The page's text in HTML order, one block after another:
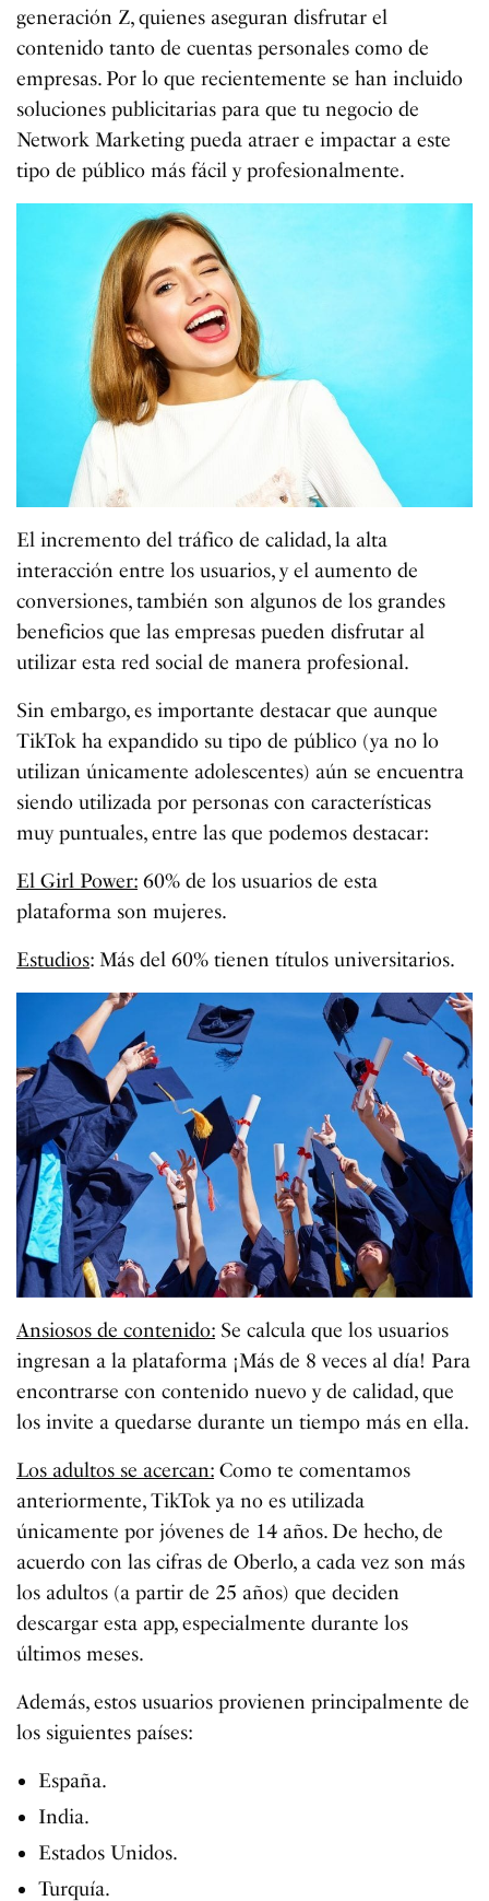
generación Z, quienes aseguran disfrutar el
contenido tanto de cuentas personales como de
empresas. Por lo que recientemente se han incluido
soluciones publicitarias para que tu negocio de
Network Marketing pueda atraer e impactar a este
tipo de público más fácil y profesionalmente.
El incremento del tráfico de calidad, la alta
interacción entre los usuarios, y el aumento de
conversiones, también son algunos de los grandes
beneficios que las empresas pueden disfrutar al
utilizar esta red social de manera profesional.
Sin embargo, es importante destacar que aunque
TikTok ha expandido su tipo de público (ya no lo
utilizan únicamente adolescentes) aún se encuentra
siendo utilizada por personas con características
muy puntuales, entre las que podemos destacar:
El Girl Power: 60% de los usuarios de esta
plataforma son mujeres.
Estudios: Más del 60% tienen títulos universitarios.
Ansiosos de contenido: Se calcula que los usuarios
ingresan a la plataforma ¡Más de 8 veces al día! Para
encontrarse con contenido nuevo y de calidad, que
los invite a quedarse durante un tiempo más en ella.
Los adultos se acercan: Como te comentamos
anteriormente, TikTok ya no es utilizada
únicamente por jóvenes de 14 años. De hecho, de
acuerdo con las cifras de Oberlo, a cada vez son más
los adultos (a partir de 25 años) que deciden
descargar esta app, especialmente durante los
últimos meses.
Además, estos usuarios provienen principalmente de
los siguientes países:
España.
India.
Estados Unidos.
Turquía.